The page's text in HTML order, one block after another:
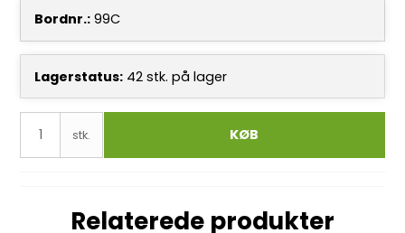
Bordnr.: 99C
Lagerstatus: 42 stk. på lager
stk. KØB
Relaterede produkter